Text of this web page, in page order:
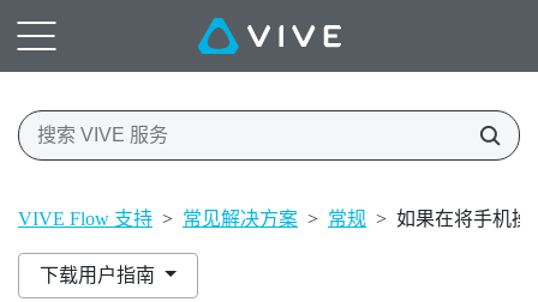
VIVE Flow 支持 > 常见解决方案 > 常规 > 如果在将手机操
下载用户指南